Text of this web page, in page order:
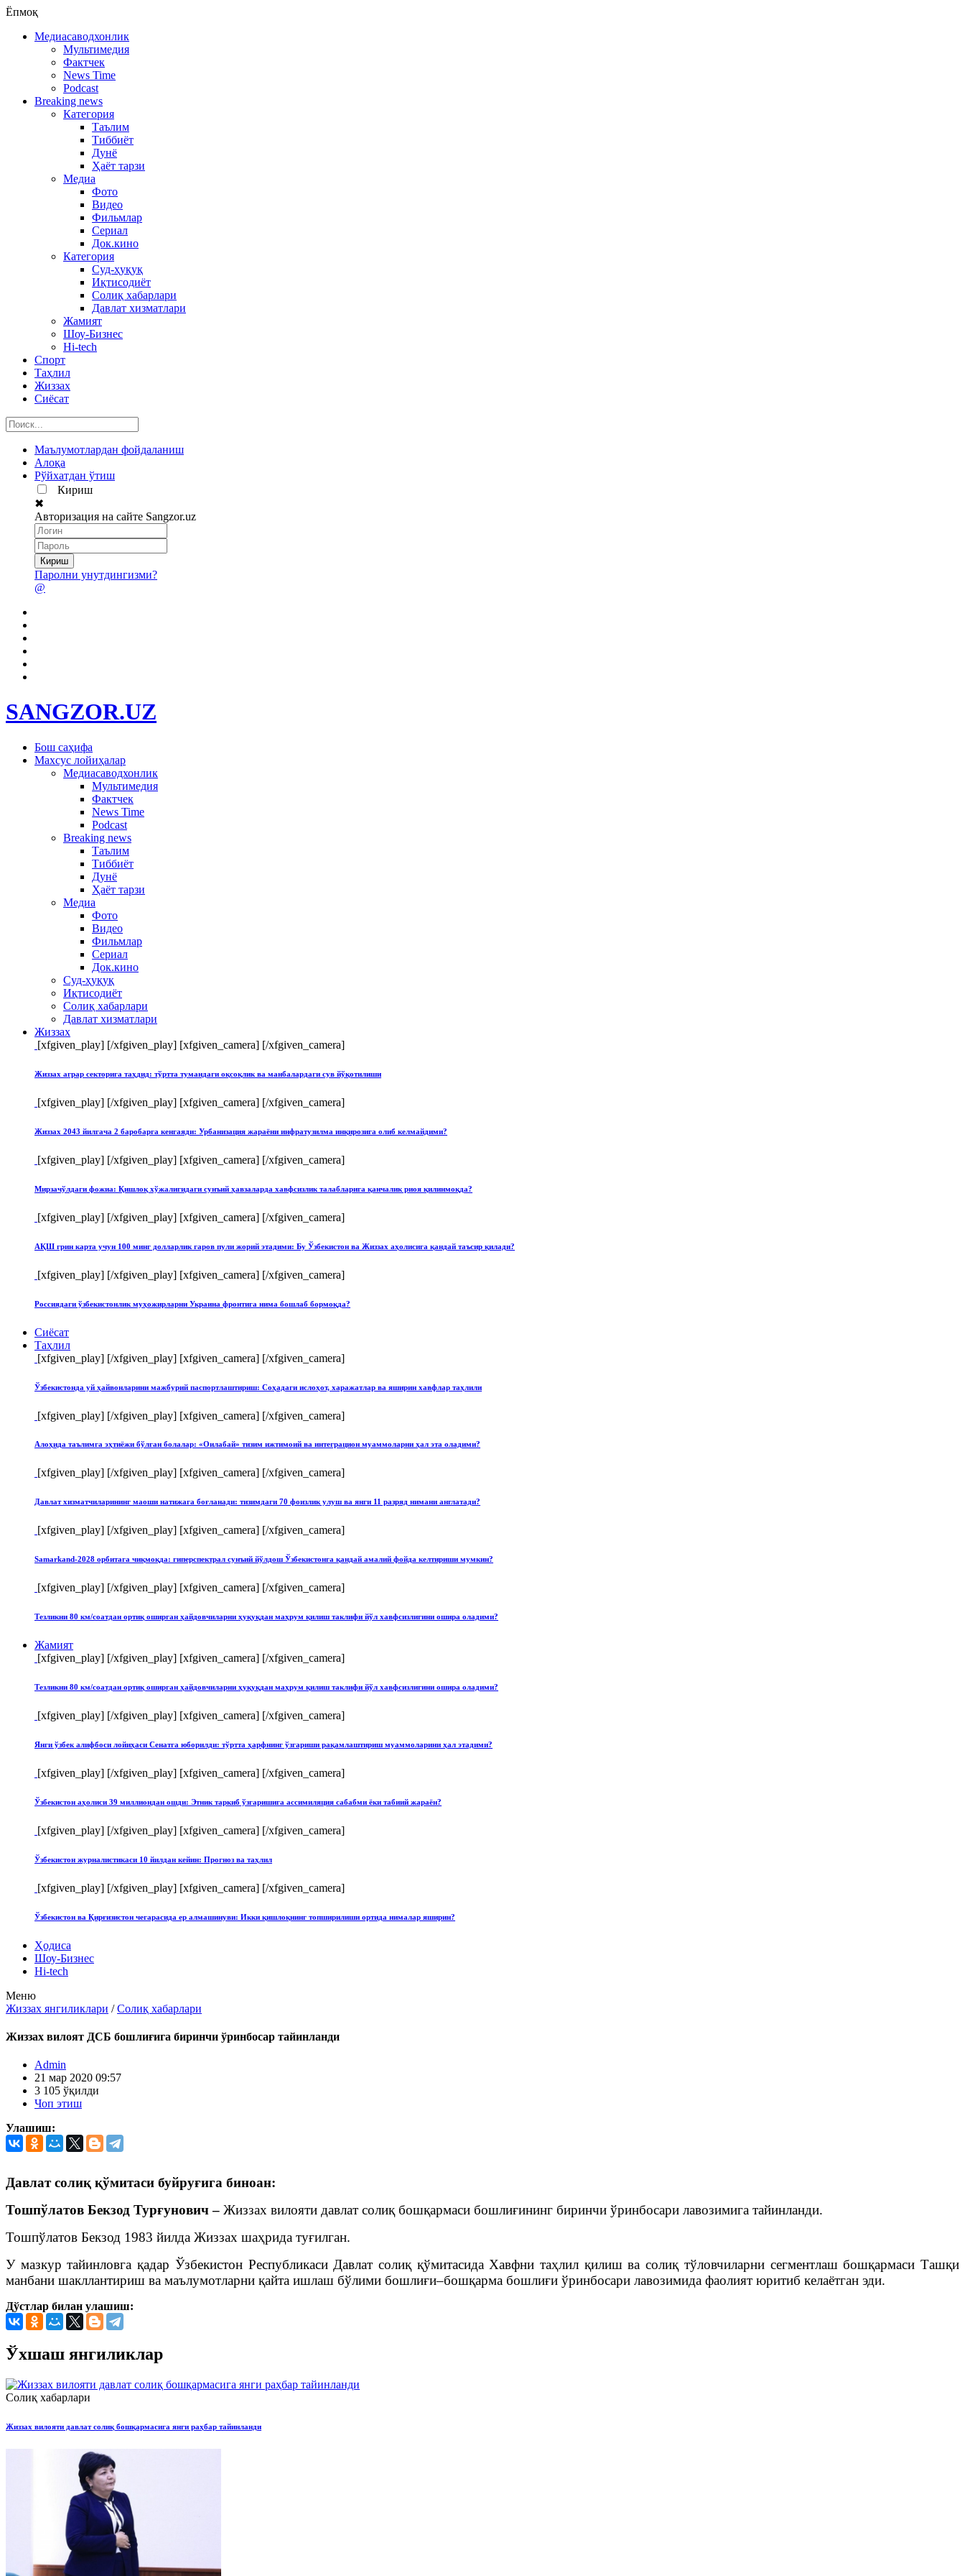
Ёпмоқ
Медиасаводхонлик
Мультимедия
Фактчек
News Time
Podcast
Breaking news
Категория
Таълим
Тиббиёт
Дунё
Ҳаёт тарзи
Медиа
Фото
Видео
Фильмлар
Сериал
Док.кино
Категория
Суд-ҳуқуқ
Иқтисодиёт
Солиқ хабарлари
Давлат хизматлари
Жамият
Шоу-Бизнес
Hi-tech
Спорт
Таҳлил
Жиззах
Сиёсат
Маълумотлардан фойдаланиш
Алоқа
Рўйхатдан ўтиш
Кириш
✖
Авторизация на сайте Sangzor.uz
Паролни унутдингизми?
@
SANGZOR.UZ
Бош саҳифа
Махсус лойиҳалар
Медиасаводхонлик
Мультимедия
Фактчек
News Time
Podcast
Breaking news
Таълим
Тиббиёт
Дунё
Ҳаёт тарзи
Медиа
Фото
Видео
Фильмлар
Сериал
Док.кино
Суд-ҳуқуқ
Иқтисодиёт
Солиқ хабарлари
Давлат хизматлари
Жиззах
[xfgiven_play] [/xfgiven_play] [xfgiven_camera] [/xfgiven_camera]
Жиззах аграр секторига таҳдид: тўртта тумандаги оқсоқлик ва манбалардаги сув йўқотилиши
[xfgiven_play] [/xfgiven_play] [xfgiven_camera] [/xfgiven_camera]
Жиззах 2043 йилгача 2 баробарга кенгаяди: Урбанизация жараёни инфратузилма инқирозига олиб келмайдими?
[xfgiven_play] [/xfgiven_play] [xfgiven_camera] [/xfgiven_camera]
Мирзачўлдаги фожиа: Қишлоқ хўжалигидаги сунъий ҳавзаларда хавфсизлик талабларига қанчалик риоя қилинмоқда?
[xfgiven_play] [/xfgiven_play] [xfgiven_camera] [/xfgiven_camera]
АҚШ грин карта учун 100 минг долларлик гаров пули жорий этадими: Бу Ўзбекистон ва Жиззах аҳолисига қандай таъсир қилади?
[xfgiven_play] [/xfgiven_play] [xfgiven_camera] [/xfgiven_camera]
Россиядаги ўзбекистонлик муҳожирларни Украина фронтига нима бошлаб бормоқда?
Сиёсат
Таҳлил
[xfgiven_play] [/xfgiven_play] [xfgiven_camera] [/xfgiven_camera]
Ўзбекистонда уй ҳайвонларини мажбурий паспортлаштириш: Соҳадаги ислоҳот, харажатлар ва яширин хавфлар таҳлили
[xfgiven_play] [/xfgiven_play] [xfgiven_camera] [/xfgiven_camera]
Алоҳида таълимга эҳтиёжи бўлган болалар: «Оилабай» тизим ижтимоий ва интеграцион муаммоларни ҳал эта оладими?
[xfgiven_play] [/xfgiven_play] [xfgiven_camera] [/xfgiven_camera]
Давлат хизматчиларининг маоши натижага боғланади: тизимдаги 70 фоизлик улуш ва янги 11 разряд нимани англатади?
[xfgiven_play] [/xfgiven_play] [xfgiven_camera] [/xfgiven_camera]
Samarkand-2028 орбитага чиқмоқда: гиперспектрал сунъий йўлдош Ўзбекистонга қандай амалий фойда келтириши мумкин?
[xfgiven_play] [/xfgiven_play] [xfgiven_camera] [/xfgiven_camera]
Тезликни 80 км/соатдан ортиқ оширган ҳайдовчиларни ҳуқуқдан маҳрум қилиш таклифи йўл хавфсизлигини ошира оладими?
Жамият
[xfgiven_play] [/xfgiven_play] [xfgiven_camera] [/xfgiven_camera]
Тезликни 80 км/соатдан ортиқ оширган ҳайдовчиларни ҳуқуқдан маҳрум қилиш таклифи йўл хавфсизлигини ошира оладими?
[xfgiven_play] [/xfgiven_play] [xfgiven_camera] [/xfgiven_camera]
Янги ўзбек алифбоси лойиҳаси Сенатга юборилди: тўртта ҳарфнинг ўзгариши рақамлаштириш муаммоларини ҳал этадими?
[xfgiven_play] [/xfgiven_play] [xfgiven_camera] [/xfgiven_camera]
Ўзбекистон аҳолиси 39 миллиондан ошди: Этник таркиб ўзгаришига ассимиляция сабабми ёки табиий жараён?
[xfgiven_play] [/xfgiven_play] [xfgiven_camera] [/xfgiven_camera]
Ўзбекистон журналистикаси 10 йилдан кейин: Прогноз ва таҳлил
[xfgiven_play] [/xfgiven_play] [xfgiven_camera] [/xfgiven_camera]
Ўзбекистон ва Қирғизистон чегарасида ер алмашинуви: Икки қишлоқнинг топширилиши ортида нималар яширин?
Ҳодиса
Шоу-Бизнес
Hi-tech
Меню
Жиззах янгиликлари /Солиқ хабарлари
Жиззах вилоят ДСБ бошлиғига биринчи ўринбосар тайинланди
Admin
21 мар 2020 09:57
3 105 ўқилди
Чоп этиш
Улашиш:
Давлат солиқ қўмитаси буйруғига биноан:
Тошпўлатов Бекзод Турғунович – Жиззах вилояти давлат солиқ бошқармаси бошлиғининг биринчи ўринбосари лавозимига тайинланди.
Тошпўлатов Бекзод 1983 йилда Жиззах шаҳрида туғилган.
У мазкур тайинловга қадар Ўзбекистон Республикаси Давлат солиқ қўмитасида Хавфни таҳлил қилиш ва солиқ тўловчиларни сегментлаш бошқармаси Ташқи
манбани шакллантириш ва маълумотларни қайта ишлаш бўлими бошлиғи–бошқарма бошлиғи ўринбосари лавозимида фаолият юритиб келаётган эди.
Дўстлар билан улашиш:
Ўхшаш янгиликлар
Солиқ хабарлари
Жиззах вилояти давлат солиқ бошқармасига янги раҳбар тайинланди